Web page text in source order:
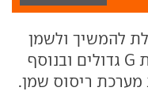
להמשיך ולשמן
את חלקי המנוע גם תחת כוחות G גדולים ובנוסף
ריסוס שמן.